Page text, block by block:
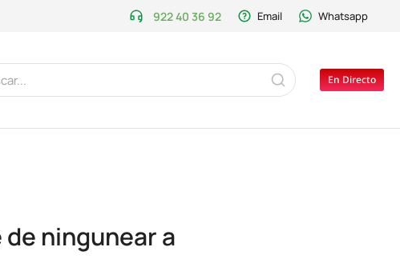
922 40 36 92 Email Whatsapp
En Directo
ningunear a